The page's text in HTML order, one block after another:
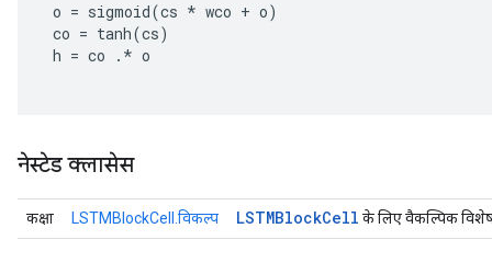
o = sigmoid(cs * wco + o)
co = tanh(cs)
h = co . * o
नेस्टेड क्लासेस
कक्षा LSTMBlockCell.विकल्प LSTMBlockCell के लिए वैकल्पिक